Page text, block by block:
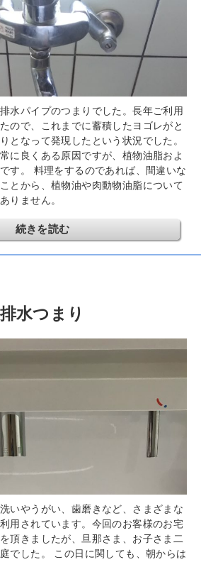
水パイプのつまりでした。長年ご利用
ので、これまでに蓄積したヨゴレがと
となって発現したという状況でした。
に良くある原因ですが、植物油脂およ
す。 料理をするのであれば、間違いな
とから、植物油や肉動物油脂について
りません。
続きを読む
水つまり
いやうがい、歯磨きなど、さまざまな
用されています。今回のお客様のお宅
頂きましたが、旦那さま、お子さま二
でした。 この日に関しても、朝からは